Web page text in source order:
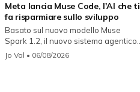
Meta lancia Muse Code, l'AI che ti
fa risparmiare sullo sviluppo
Basato sul nuovo modello Muse
Spark 1.2, il nuovo sistema agentico
fun...
Jo Val • 06/08/2026